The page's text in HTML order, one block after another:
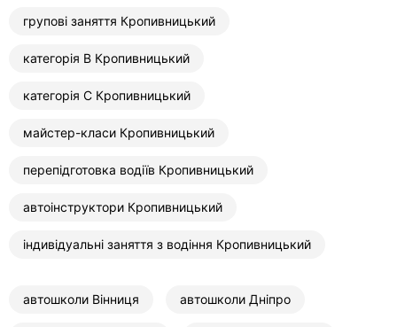
групові заняття Кропивницький
категорія В Кропивницький
категорія С Кропивницький
майстер-класи Кропивницький
перепідготовка водіїв Кропивницький
автоінструктори Кропивницький
індивідуальні заняття з водіння Кропивницький
автошколи Вінниця автошколи Дніпро